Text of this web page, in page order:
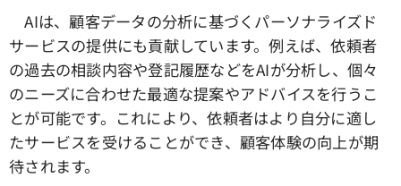
AIは、顧客データの分析に基づくパーソナライズド
サービスの提供にも貢献しています。例えば、依頼者
の過去の相談内容や登記履歴などをAIが分析し、個々
のニーズに合わせた最適な提案やアドバイスを行うこ
とが可能です。これにより、依頼者はより自分に適し
たサービスを受けることができ、顧客体験の向上が期
待されます。